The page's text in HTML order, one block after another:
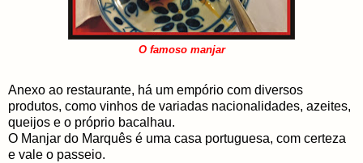
O famoso manjar
Anexo ao restaurante, há um empório com diversos
produtos, como vinhos de variadas nacionalidades, azeites,
queijos e o próprio bacalhau.
O Manjar do Marquês é uma casa portuguesa, com certeza
e vale o passeio.